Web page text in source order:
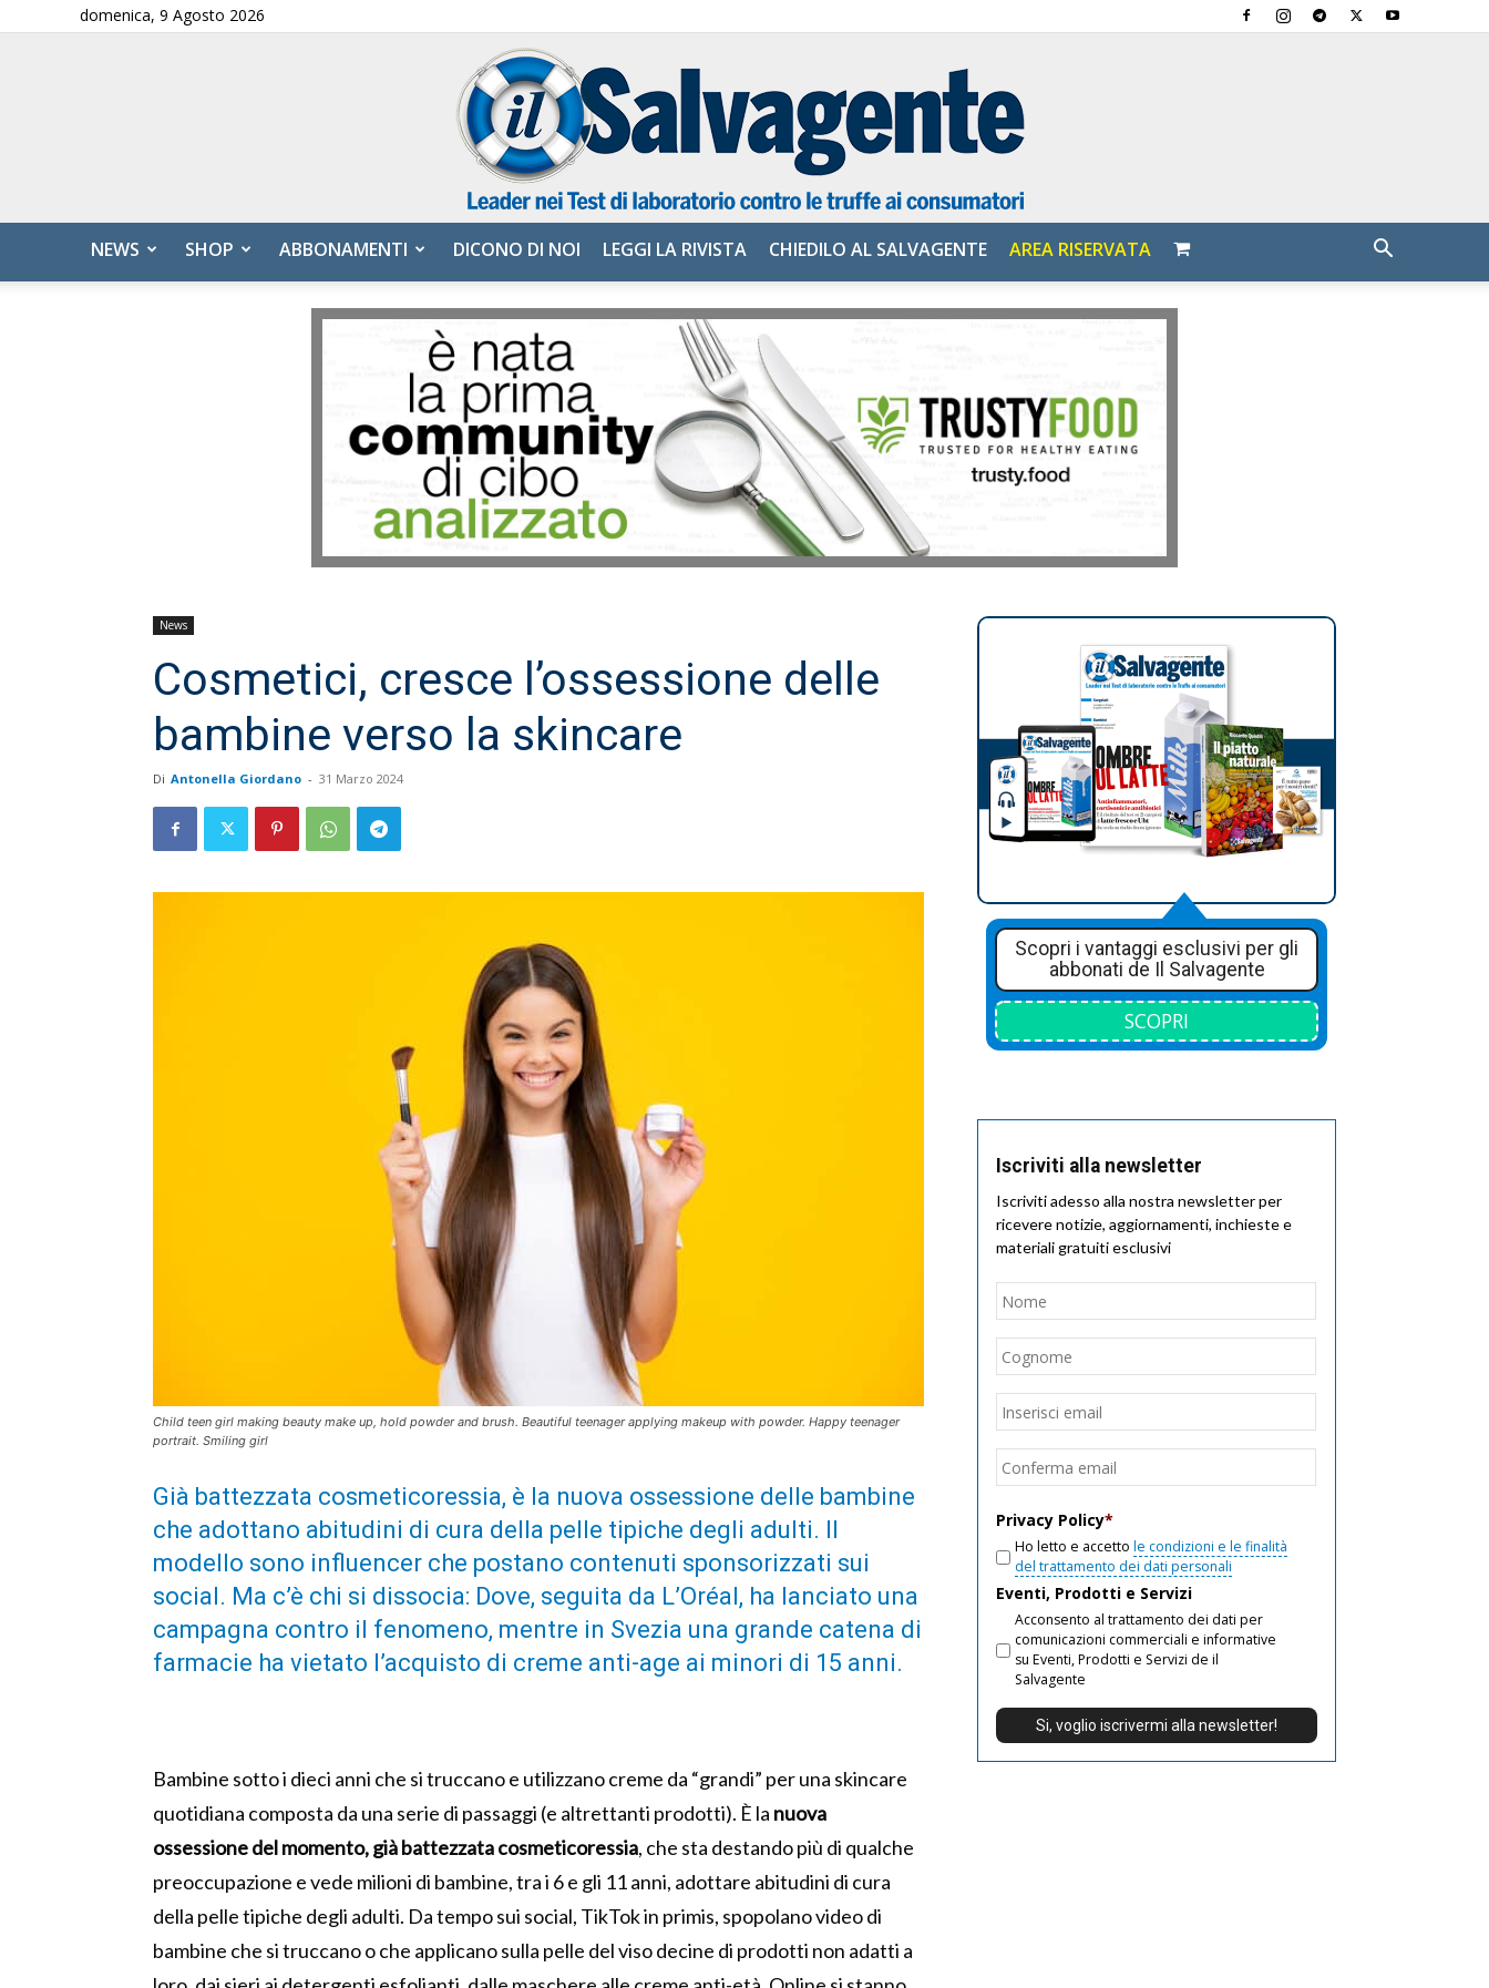
domenica, 9 Agosto 2026
Salvagente
NEWS SHOP ABBONAMENTI DICONO DI NOI LEGGI LA RIVISTA CHIEDILO AL SALVAGENTE AREA RISERVATA
News
Cosmetici, cresce l’ossessione delle
bambine verso la skincare
Di Antonella Giordano - 31 Marzo 2024
Child teen girl making beauty make up, hold powder and brush. Beautiful teenager applying makeup with powder. Happy teenager
portrait. Smiling girl
Già battezzata cosmeticoressia, è la nuova ossessione delle bambine
che adottano abitudini di cura della pelle tipiche degli adulti. Il
modello sono influencer che postano contenuti sponsorizzati sui
social. Ma c’è chi si dissocia: Dove, seguita da L’Oréal, ha lanciato una
campagna contro il fenomeno, mentre in Svezia una grande catena di
farmacie ha vietato l’acquisto di creme anti-age ai minori di 15 anni.
Bambine sotto i dieci anni che si truccano e utilizzano creme da “grandi” per una skincare
quotidiana composta da una serie di passaggi (e altrettanti prodotti). È la nuova
ossessione del momento, già battezzata cosmeticoressia, che sta destando più di qualche
preoccupazione e vede milioni di bambine, tra i 6 e gli 11 anni, adottare abitudini di cura
della pelle tipiche degli adulti. Da tempo sui social, TikTok in primis, spopolano video di
bambine che si truccano o che applicano sulla pelle del viso decine di prodotti non adatti a
Scopri i vantaggi esclusivi per gli
abbonati de Il Salvagente
SCOPRI
Iscriviti alla newsletter
Iscriviti adesso alla nostra newsletter per
ricevere notizie, aggiornamenti, inchieste e
materiali gratuiti esclusivi
Nome
Email
Privacy Policy*
Ho letto e accetto le condizioni e le finalità
del trattamento dei dati personali
Eventi, Prodotti e Servizi
Acconsento al trattamento dei dati per
comunicazioni commerciali e informative
su Eventi, Prodotti e Servizi de il
Salvagente